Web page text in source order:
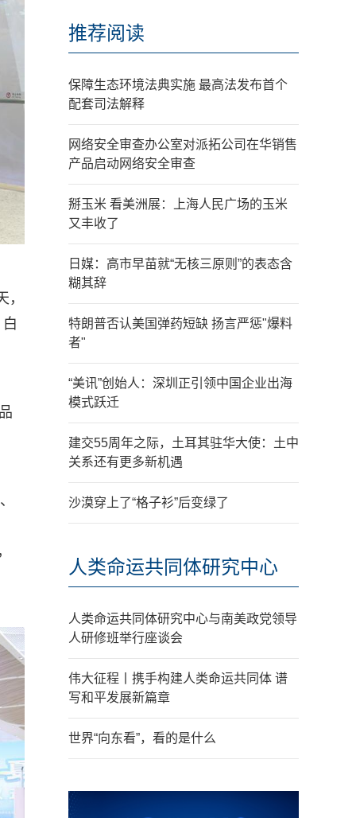
推荐阅读
保障生态环境法典实施 最高法发布首个
配套司法解释
网络安全审查办公室对派拓公司在华销售
产品启动网络安全审查
掰玉米 看美洲展：上海人民广场的玉米
又丰收了
日媒：高市早苗就“无核三原则”的表态含
糊其辞
特朗普否认美国弹药短缺 扬言严惩"爆料
者"
“美讯”创始人：深圳正引领中国企业出海
模式跃迁
建交55周年之际，土耳其驻华大使：土中
关系还有更多新机遇
沙漠穿上了“格子衫”后变绿了
人类命运共同体研究中心
人类命运共同体研究中心与南美政党领导
人研修班举行座谈会
伟大征程丨携手构建人类命运共同体 谱
写和平发展新篇章
世界“向东看”，看的是什么